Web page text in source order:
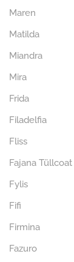
Maren
Matilda
Miandra
Mira
Frida
Filadelfia
Fliss
Fajana Tüllcoat
Fylis
Fifi
Firmina
Fazuro